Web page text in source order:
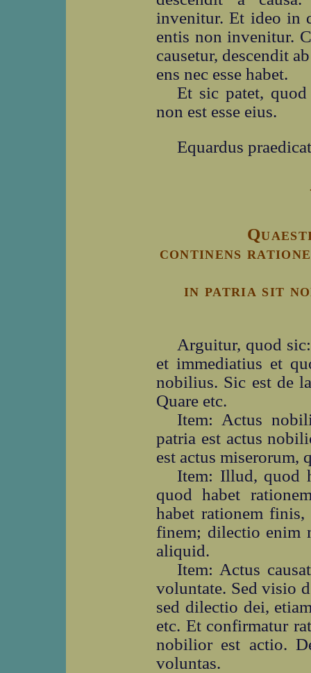
invenitur. Et ideo in
entis non invenitur.
causetur, descendit
ens nec esse habet.
Et sic patet,
non est esse eius.
Equardus
continens
in patria sit
Arguitur, quod
et immediatius et
nobilius. Sic est de
Quare etc.
Item: Actus
patria est actus
est actus miserorum,
Item: Illud, quod
quod habet
habet rationem
finem; dilectio enim
aliquid.
Item: Actus
voluntate. Sed visio
sed dilectio dei,
etc. Et confirmatur
nobilior est actio.
voluntas.